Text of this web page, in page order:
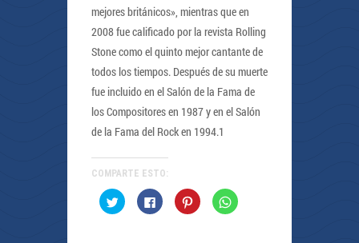
mejores británicos», mientras que en
2008 fue calificado por la revista Rolling
Stone como el quinto mejor cantante de
todos los tiempos. Después de su muerte
fue incluido en el Salón de la Fama de
los Compositores en 1987 y en el Salón
de la Fama del Rock en 1994.1
COMPARTE ESTO:
Haz
clic
Haz
clic
Haz
clic
Haz
clic